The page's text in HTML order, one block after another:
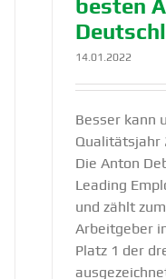
besten
14.01.2022
Besser kann
Qualitätsjahr
Die Anton
Leading
und zählt
Arbeitgeber
Platz 1 der